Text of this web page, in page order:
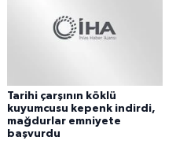
Tarihi çarşının köklü
kuyumcusu kepenk indirdi,
mağdurlar emniyete
başvurdu